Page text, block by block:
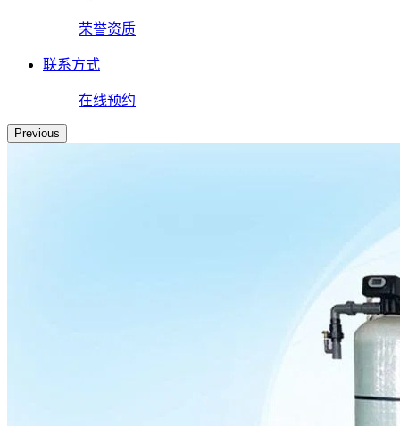
荣誉资质
联系方式
在线预约
Previous